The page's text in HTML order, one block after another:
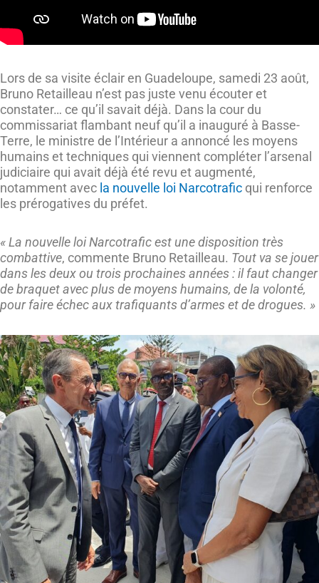
Lors de sa visite éclair en Guadeloupe, samedi 23 août,
Bruno Retailleau n’est pas juste venu écouter et
constater… ce qu’il savait déjà. Dans la cour du
commissariat flambant neuf qu’il a inauguré à Basse-
Terre, le ministre de l’Intérieur a annoncé les moyens
humains et techniques qui viennent compléter l’arsenal
judiciaire qui avait déjà été revu et augmenté,
notamment avec la nouvelle loi Narcotrafic qui renforce
les prérogatives du préfet.
« La nouvelle loi Narcotrafic est une disposition très
combattive, commente Bruno Retailleau. Tout va se jouer
dans les deux ou trois prochaines années : il faut changer
de braquet avec plus de moyens humains, de la volonté,
pour faire échec aux trafiquants d’armes et de drogues. »